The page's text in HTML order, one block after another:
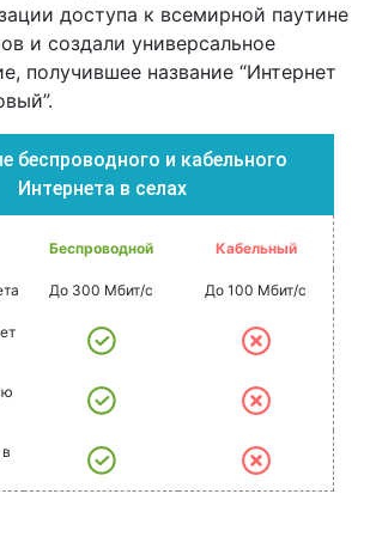
доступа к всемирной паутине
и создали универсальное
получившее название “Интернет
беспроводного и кабельного
Интернета в селах
Беспроводной Кабельный
До 300 Мбит/с До 100 Мбит/с